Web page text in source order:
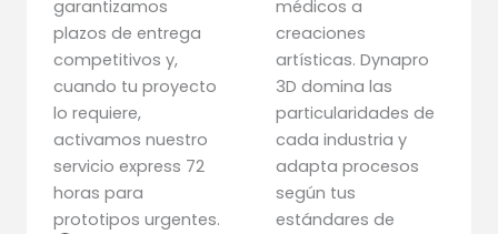
garantizamos
plazos de entrega
competitivos y,
cuando tu proyecto
lo requiere,
activamos nuestro
servicio express 72
horas para
prototipos urgentes.
médicos a
creaciones
artísticas. Dynapro
3D domina las
particularidades de
cada industria y
adapta procesos
según tus
estándares de